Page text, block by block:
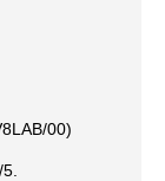
00)
/5.